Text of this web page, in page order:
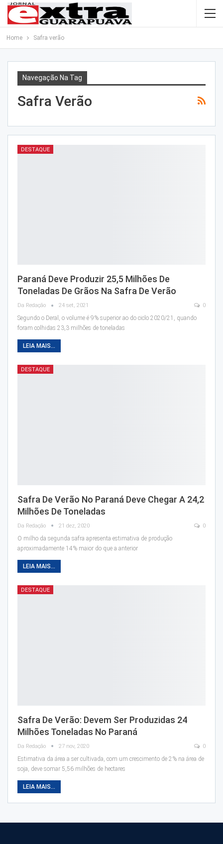
Home Safra verão
Navegação Na Tag
Safra Verão
DESTAQUE
Paraná Deve Produzir 25,5 Milhões De
Toneladas De Grãos Na Safra De Verão
Da Redação 24 set, 2021 0
Segundo o Deral, o volume é 9% superior ao do ciclo 2020/21, quando
foram colhidas 23,3 milhões de toneladas
LEIA MAIS...
DESTAQUE
Safra De Verão No Paraná Deve Chegar A 24,2
Milhões De Toneladas
Da Redação 21 dez, 2020 0
O milho da segunda safra apresenta estimativa de produção
aproximadamente 14% maior do que a anterior
LEIA MAIS...
DESTAQUE
Safra De Verão: Devem Ser Produzidas 24
Milhões Toneladas No Paraná
Da Redação 27 nov, 2020 0
Estimativa da área a ser cultivada, com um crescimento de 2% na área de
soja, deve somar 5,56 milhões de hectares
LEIA MAIS...